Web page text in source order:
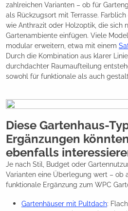
zahlreichen Varianten – ob für
als Rückzugsort mit Terrasse.
wie Anthrazit oder Holzoptik, die sich
Gartenambiente einfügen. Viele
modular erweitern, etwa mit einem
Durch die Kombination aus klarer
durchdachter Raumaufteilung
sowohl für funktionale als auch
Diese Gartenhaus-
Ergänzungen
ebenfalls
Je nach Stil, Budget oder
Varianten eine Überlegung wert – ob
funktionale Ergänzung zum WPC
Gartenhäuser mit Pultdach: